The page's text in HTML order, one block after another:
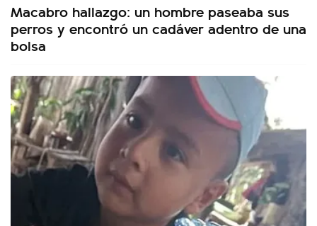
Macabro hallazgo: un hombre paseaba sus
perros y encontró un cadáver adentro de una
bolsa